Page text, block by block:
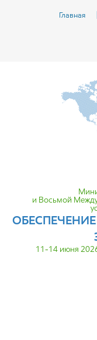
Главная
и Восьмой
11-14 июня 2026